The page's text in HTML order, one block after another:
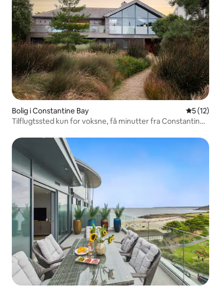
Bolig i Constantine Bay 5 ud af 5
5 (12)
Tilflugtssted kun for voksne, få minutter fra Constantine